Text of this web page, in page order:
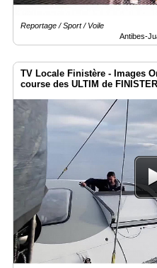
Reportage / Sport / Voile
Antibes-
TV Locale Finistère - Images
course des ULTIM de